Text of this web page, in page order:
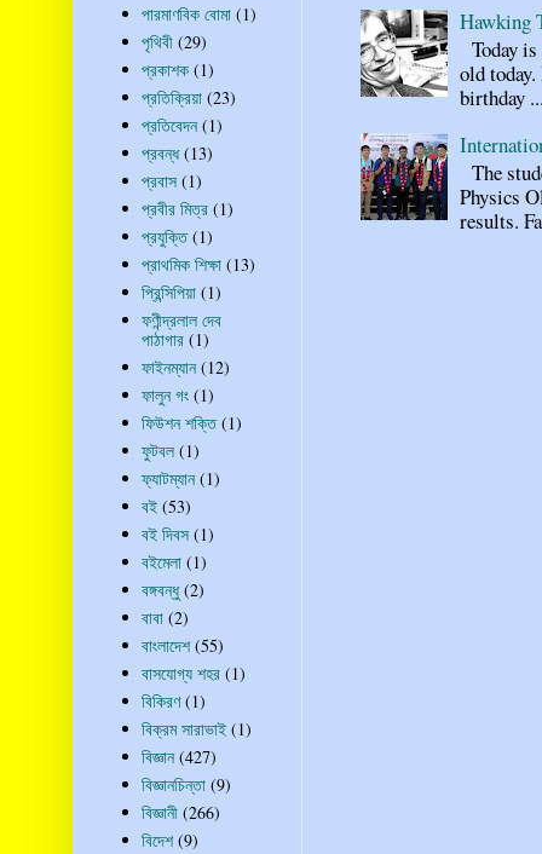
Hawking
Today
old
birthday
The
Physics
results.
পারমাণবিক বোমা (1)
পৃথিবী (29)
প্রকাশক (1)
প্রতিক্রিয়া (23)
প্রতিবেদন (1)
প্রবন্ধ (13)
প্রবাস (1)
প্রবীর মিত্র (1)
প্রযুক্তি (1)
প্রাথমিক শিক্ষা (13)
প্রিন্সিপিয়া (1)
ফণীন্দ্রলাল দেব
পাঠাগার (1)
ফাইনম্যান (12)
ফালুন গং (1)
ফিউশন শক্তি (1)
ফুটবল (1)
ফ্যাটম্যান (1)
বই (53)
বই দিবস (1)
বইমেলা (1)
বঙ্গবন্ধু (2)
বাবা (2)
বাংলাদেশ (55)
বাসযোগ্য শহর (1)
বিকিরণ (1)
বিক্রম সারাভাই (1)
বিজ্ঞান (427)
বিজ্ঞানচিন্তা (9)
বিজ্ঞানী (266)
বিদেশ (9)